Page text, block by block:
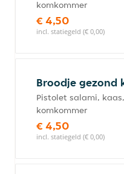
komkommer
€ 4,50
incl. statiegeld (€ 0,00)
Broodje gezond
Pistolet salami,
komkommer
€ 4,50
incl. statiegeld (€ 0,00)